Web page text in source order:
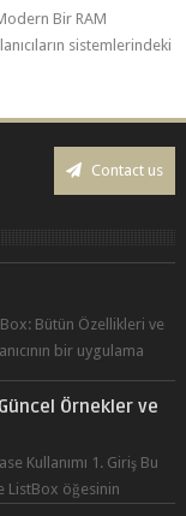
Bir RAM
sistemlerindeki
Contact us
Bütün Özellikleri ve
bir uygulama
Örnekler ve
Kullanımı 1. Giriş Bu
ListBox öğesinin